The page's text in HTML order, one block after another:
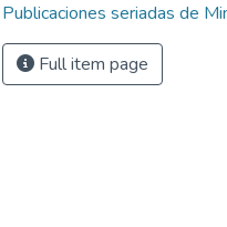
Publicaciones seriadas de
Full item page